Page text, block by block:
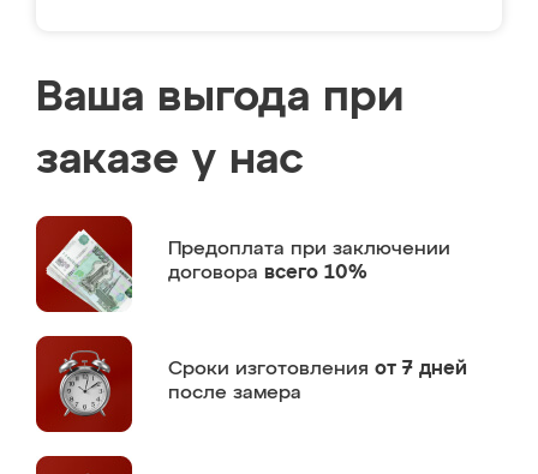
Ваша выгода при
заказе у нас
Предоплата при заключении
договора всего 10%
Сроки изготовления от 7 дней
после замера